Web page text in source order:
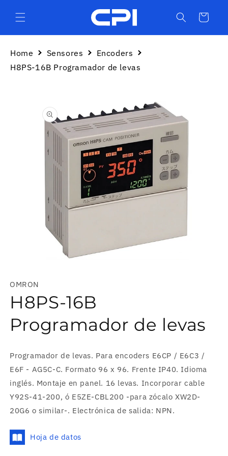
directamente
al contenido
Carrito
Home Sensores
Encoders
H8PS-16B Programador de levas
información
del producto
1
una
ventana
OMRON
H8PS-16B
Programador de levas
Programador de levas. Para encoders E6CP / E6C3 /
E6F - AG5C-C. Formato 96 x 96. Frente IP40. Idioma
inglés. Montaje en panel. 16 levas. Incorporar cable
Y92S-41-200, ó E5ZE-CBL200 -para zócalo XW2D-
20G6 o similar-. Electrónica de salida: NPN.
Hoja de datos